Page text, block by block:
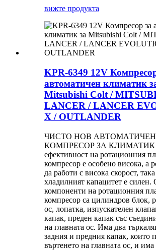
вижте продукта
KPR-6349 12V
автоматичен климатик
Mitsubishi Colt /
LANCER / LANCER
X / OUTLANDER
ЧИСТО НОВ АВТОМАТИЧЕН
КОМПРЕСОР ЗА КЛИМАТИК
ефективност на ротационния
компресор е особено висока, а
да работи с висока скорост,
хладилният капацитет е силен.
компоненти на ротационния
компресор са цилиндров блок,
ос, лопатка, изпускателен
капак, преден капак със
на главната ос. Има два
задния и предния капак, които
въртенето на главната ос, и